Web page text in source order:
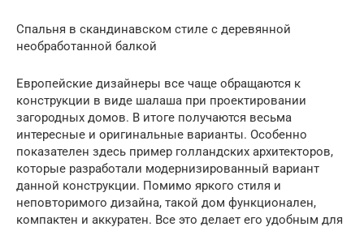
Спальня в скандинавском стиле с деревянной
необработанной балкой
Европейские дизайнеры все чаще обращаются к
конструкции в виде шалаша при проектировании
загородных домов. В итоге получаются весьма
интересные и оригинальные варианты. Особенно
показателен здесь пример голландских архитекторов,
которые разработали модернизированный вариант
данной конструкции. Помимо яркого стиля и
неповторимого дизайна, такой дом функционален,
компактен и аккуратен. Все это делает его удобным для